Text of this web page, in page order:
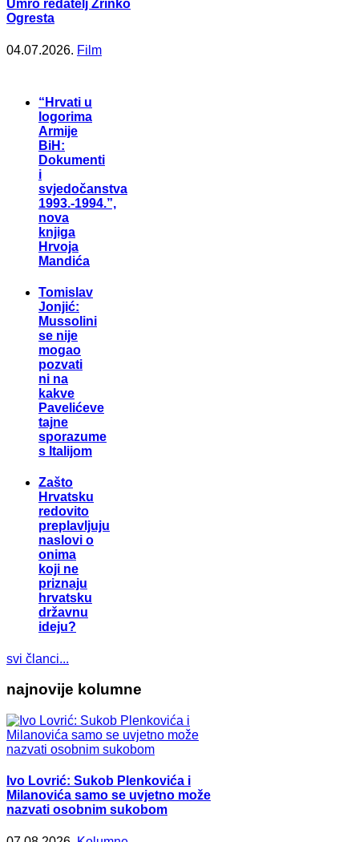
Umro redatelj Zrinko
Ogresta
04.07.2026. Film
“Hrvati u
logorima
Armije
BiH:
Dokumenti
i
svjedočanstva
1993.-1994.”,
nova
knjiga
Hrvoja
Mandića
Tomislav
Jonjić:
Mussolini
se nije
mogao
pozvati
ni na
kakve
Pavelićeve
tajne
sporazume
s Italijom
Zašto
Hrvatsku
redovito
preplavljuju
naslovi o
onima
koji ne
priznaju
hrvatsku
državnu
ideju?
svi članci...
najnovije kolumne
Ivo Lovrić: Sukob Plenkovića i
Milanovića samo se uvjetno može
nazvati osobnim sukobom